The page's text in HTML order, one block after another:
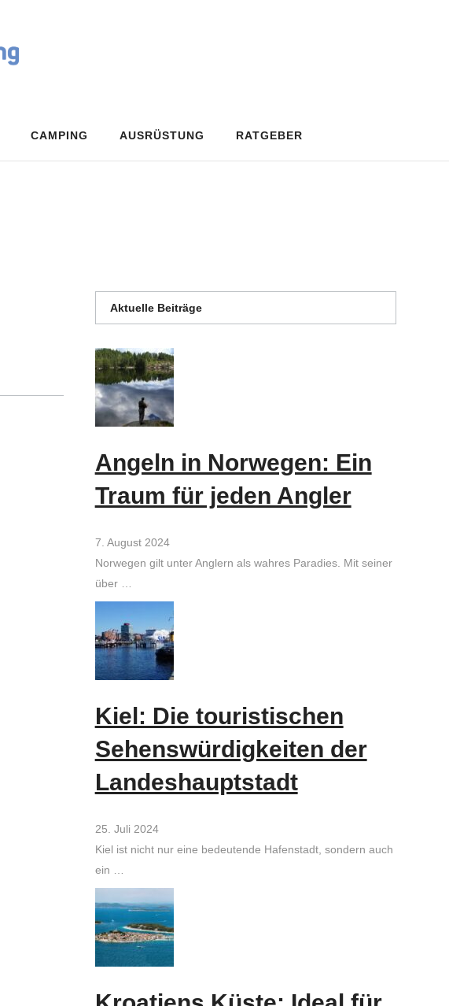
CAMPING AUSRÜSTUNG RATGEBER
Aktuelle Beiträge
Angeln in Norwegen: Ein
Traum für jeden Angler
7. August 2024
Norwegen gilt unter Anglern als wahres Paradies. Mit seiner
über …
Kiel: Die touristischen
Sehenswürdigkeiten der
Landeshauptstadt
25. Juli 2024
Kiel ist nicht nur eine bedeutende Hafenstadt, sondern auch
ein …